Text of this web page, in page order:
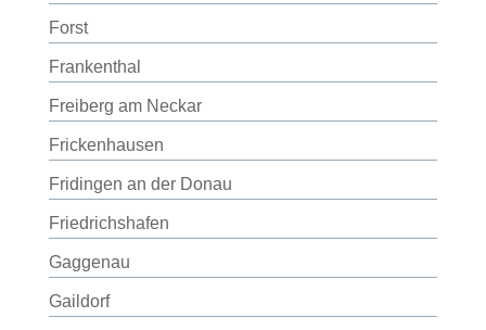
Forst
Frankenthal
Freiberg am Neckar
Frickenhausen
Fridingen an der Donau
Friedrichshafen
Gaggenau
Gaildorf